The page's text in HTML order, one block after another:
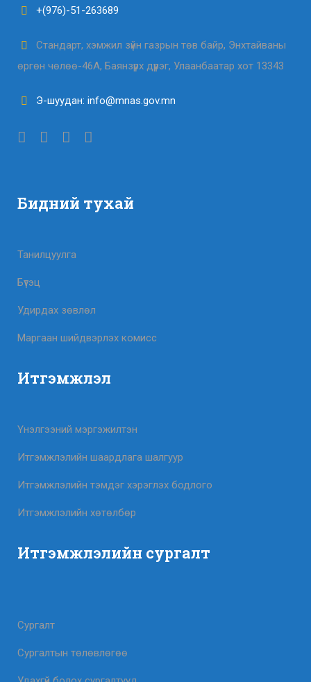
+(976)-51-263689
Стандарт, хэмжил зүйн газрын төв байр, Энхтайваны
өргөн чөлөө-46А, Баянзүрх дүүрэг, Улаанбаатар хот 13343
Э-шуудан: info@mnas.gov.mn
Бидний тухай
Танилцуулга
Бүтэц
Удирдах зөвлөл
Маргаан шийдвэрлэх комисс
Итгэмжлэл
Үнэлгээний мэргэжилтэн
Итгэмжлэлийн шаардлага шалгуур
Итгэмжлэлийн тэмдэг хэрэглэх бодлого
Итгэмжлэлийн хөтөлбөр
Итгэмжлэлийн сургалт
Сургалт
Сургалтын төлөвлөгөө